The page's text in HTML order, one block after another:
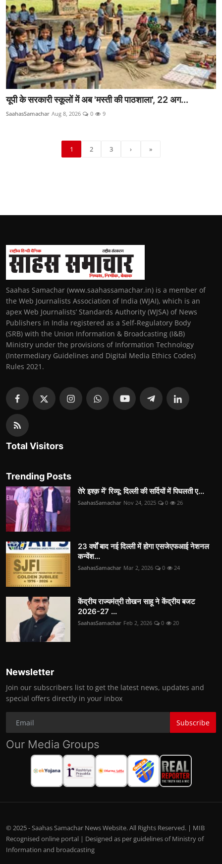
यूपी के सरकारी स्कूलों में अब 'मस्ती की पाठशाला', 22 अग...
SaahasSamachar Aug 8, 2026 0 9
1 2 3 › »
Saahas Samachar (www.saahassamachar.in) is a member of
the Web Journalists Association of India (WJAI), which is an
apex Web Journalists’ Standards Authority (WJSA) of News
Publishers in India registered as a Self-Regulatory Body
(SRB) with the Union Information & Broadcasting (I&B)
Ministry under the provisions of Information Technology
(Intermediary Guidelines and Digital Media Ethics Codes)
Rules 2021.
Total Visitors
Trending Posts
तेरे इश्क़ में’ रिव्यू: दिल्ली की सर्दियों में पिघलती ए...
SaahasSamachar Nov 24, 2025 0 26
23 वर्षों बाद नई दिल्ली में होगा एसजेएफआई नेशनल
कन्वेंश...
SaahasSamachar Mar 2, 2026 0 24
केंद्रीय राज्यमंत्री तोखन साहू ने केंद्रीय बजट
2026-27 ...
SaahasSamachar Feb 2, 2026 0 20
Newsletter
Join our subscribers list to get the latest news, updates and
special offers directly in your inbox
Subscribe
Our Media Groups
© 2025 - Saahas Samachar News Website. All Rights Reserved. | MIB
Recognised online portal | Designed as per guidelines of Ministry of
Information and broadcasting